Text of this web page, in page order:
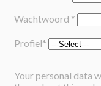
Wachtwoord *
Profiel*
Your personal data